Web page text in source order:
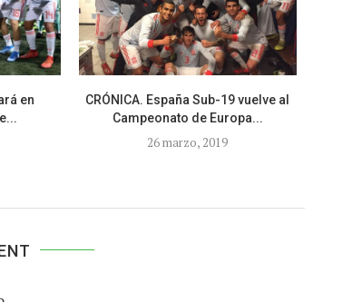
en
CRÓNICA. España Sub-19 vuelve al
Campeonato de Europa...
26 marzo, 2019